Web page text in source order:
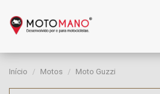
Início Motos Moto Guzzi